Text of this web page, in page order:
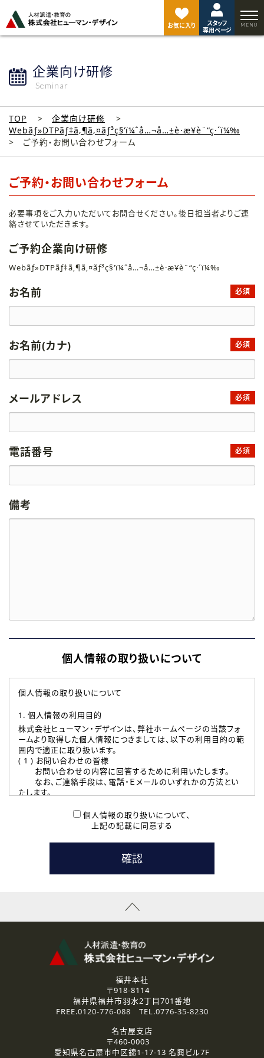
お気に入り
スタッフ
専用ページ
企業向け研修
Seminar
TOP
企業向け研修
Webãƒ»DTPãƒ‡ã‚¶ã‚¤ãƒ³ç§‘ï¼ˆå…¬å…±è·æ¥­è¨“ç·´ï¼‰
ご予約・お問い合わせフォーム
ご予約・お問い合わせフォーム
必要事項をご入力いただいてお問合せください。後日担当者よりご連
絡させていただきます。
ご予約企業向け研修
Webãƒ»DTPãƒ‡ã‚¶ã‚¤ãƒ³ç§‘ï¼ˆå…¬å…±è·æ¥­è¨“ç·´ï¼‰
お名前 必須
お名前(カナ) 必須
メールアドレス 必須
電話番号 必須
備考
個人情報の取り扱いについて
個人情報の取り扱いについて
1. 個人情報の利用目的
株式会社ヒューマン・デザインは、弊社ホームページの当該フォ
ームより取得した個人情報につきましては、以下の利用目的の範
囲内で適正に取り扱います。
( 1 ) お問い合わせの皆様
お問い合わせの内容に回答するために利用いたします。
なお、ご連絡手段は、電話・Ｅメールのいずれかの方法とい
たします。
本登録に関するご連絡および本登録時の参考情報として利
たします。
( 3 ) スタッフ派遣を検討されている企業の皆様
お問い合わせの内容に回答するために利用いたします。
なお、ご連絡手段は、電話・Ｅメールのいずれかの方法とい
資料送付、受講相談に関するご連絡のために利用いたしま
その他、お問い合わせの内容に回答するために利用いたし
なお、ご連絡手段は、電話・Ｅメールのいずれかの方法とい
2.個人情報の第三者提供
ご提供いただいた個人情報は、法令等の規定に従う場合を除き、
3.個人情報の取り扱いの委託
弊社の定める個人情報保護の評価基準を満たした委託先に、個
個人情報の取り扱いについて、
上記の記載に同意する
ジ
ト
福井本社
〒918-8114
福井県福井市羽水2丁目701番地
FREE.0120-776-088 TEL.0776-35-8230
名古屋支店
〒460-0003
愛知県名古屋市中区錦1-17-13 名興ビル7F